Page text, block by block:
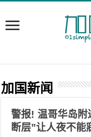
加国新闻
警报! 温哥华岛附
断层”让人夜不能